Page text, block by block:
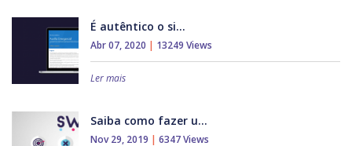
É autêntico o si...
Abr 07, 2020 | 13249 Views
Ler mais
Saiba como fazer u...
Nov 29, 2019 | 6347 Views